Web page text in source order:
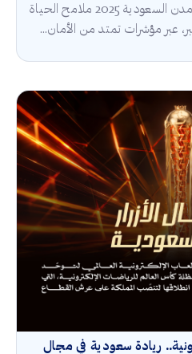
يرصد تقرير قابلية العيش في مدن السعودية 2025 ملامح الحياة
عبر مؤشرات تمتد من الأمان...
ريادة سعودية في مجال